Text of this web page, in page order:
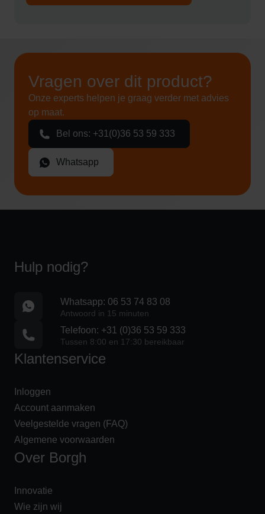
Vragen over dit product?
Onze experts helpen je graag verder met advies
op maat.
Bel ons: +31(0)36 53 59 333
Whatsapp
Klantenservice
Inloggen
Account aanmaken
Veelgestelde vragen (FAQ)
Algemene voorwaarden
Over Borgh
Innovatie
Wie zijn wij
Hulp nodig?
Whatsapp: 06 53 74 83 08
Antwoord in 15 minuten
Telefoon: +31 (0)36 53 59 333
Tussen 8:00 en 17:30 bereikbaar